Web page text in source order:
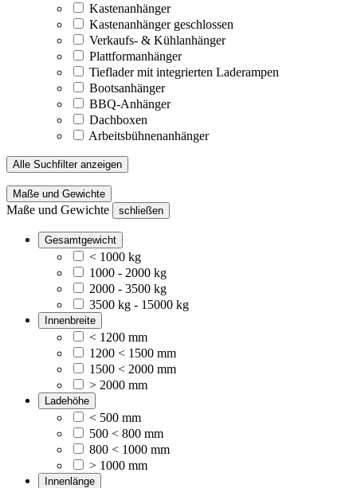
Kastenanhänger
Kastenanhänger geschlossen
Verkaufs- & Kühlanhänger
Plattformanhänger
Tieflader mit integrierten Laderampen
Bootsanhänger
BBQ-Anhänger
Dachboxen
Arbeitsbühnenanhänger
Alle Suchfilter anzeigen
Maße und Gewichte
Maße und Gewichte schließen
Gesamtgewicht
< 1000 kg
1000 - 2000 kg
2000 - 3500 kg
3500 kg - 15000 kg
Innenbreite
< 1200 mm
1200 < 1500 mm
1500 < 2000 mm
> 2000 mm
Ladehöhe
< 500 mm
500 < 800 mm
800 < 1000 mm
> 1000 mm
Innenlänge